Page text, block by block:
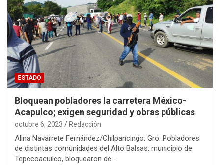
ESTADO
Bloquean pobladores la carretera México-
Acapulco; exigen seguridad y obras públicas
octubre 6, 2023 Redacción
Alina Navarrete Fernández/Chilpancingo, Gro. Pobladores
de distintas comunidades del Alto Balsas, municipio de
Tepecoacuilco, bloquearon de…